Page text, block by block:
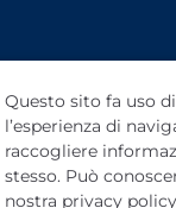
Questo sito fa uso
l’esperienza di
raccogliere
stesso. Può
nostra privacy policy